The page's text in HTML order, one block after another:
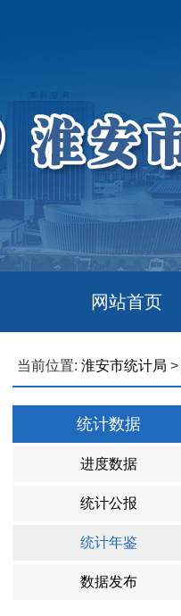
网站首页
当前位置: 淮安市统计局 >
统计数据
进度数据
统计公报
统计年鉴
数据发布